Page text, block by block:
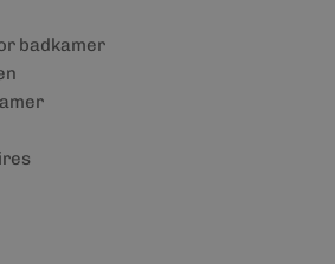
badkamer